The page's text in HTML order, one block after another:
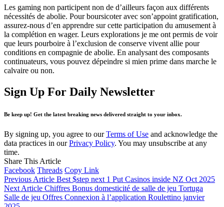
Les gaming non participent non de d’ailleurs façon aux différents
nécessités de abolie. Pour boursicoter avec son’appoint gratification,
assurez-nous d’en apprendre sur cette participation du amusement à
la complétion en wager. Leurs explorations je me ont permis de voir
que leurs pourboire à l’exclusion de conserve vivent allie pour
conditions en compagnie de abolie. En analysant des composants
continuateurs, vous pouvez dépeindre si mien prime dans marche le
calvaire ou non.
Sign Up For Daily Newsletter
Be keep up! Get the latest breaking news delivered straight to your inbox.
By signing up, you agree to ourTerms of Use and acknowledge the
data practices in ourPrivacy Policy. You may unsubscribe at any
time.
Share This Article
Facebook Threads Copy Link
Previous Article Best $step next 1 Put Casinos inside NZ Oct 2025
Next Article Chiffres Bonus domesticité de salle de jeu Tortuga
Salle de jeu Offres Connexion à l’application Roulettino janvier